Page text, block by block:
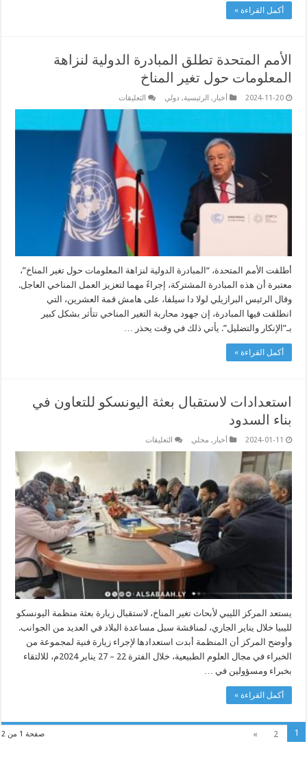
أكمل القراءة »
الأمم المتحدة تطلق المبادرة الدولية لنزاهة
المعلومات حول تغير المناخ
2024-11-20 أخبار , الرئيسية, دولي التعليقات
المتحدة
تطلق
المبادرة
الدولية
لنزاهة
المعلومات
حول
تغير
المناخ
مغلقة
أطلقت الأمم المتحدة، “المبادرة الدولية لنزاهة المعلومات حول تغير المناخ”،
معتبرة أن هذه المبادرة المشتركة، إجراءً مهما لتعزيز العمل المناخي العاجل.
وقال الرئيس البرازيلي لولا دا سيلفا، على هامش قمة العشرين، التي
انطلقت فيها المبادرة، إن جهود محاربة التغير المناخي تتأثر بشكل كبير
بـ”الإنكار والتضليل”. يأتي ذلك في وقت يحذر …
أكمل القراءة »
استعدادات لاستقبال بعثة اليونسكو للتعاون في
بناء السدود
2024-01-11 أخبار , محلي التعليقات
للتعاون
في
بناء
السدود
مغلقة
يستعد المركز الليبي لأبحاث تغير المناخ، لاستقبال زيارة بعثة منظمة اليونسكو
لليبيا خلال يناير الجاري، لمناقشة سبل مساعدة البلاد في العديد من الجوانب.
وأوضح المركز أن المنظمة أبدت استعدادها لإجراء زيارة فنية لمجموعة من
الخبراء في مجال العلوم الطبيعية، خلال الفترة 22 – 27 يناير 2024م، للالتقاء
بخبراء ومسؤولين في …
أكمل القراءة »
صفحة 1 من 2 1
2
»